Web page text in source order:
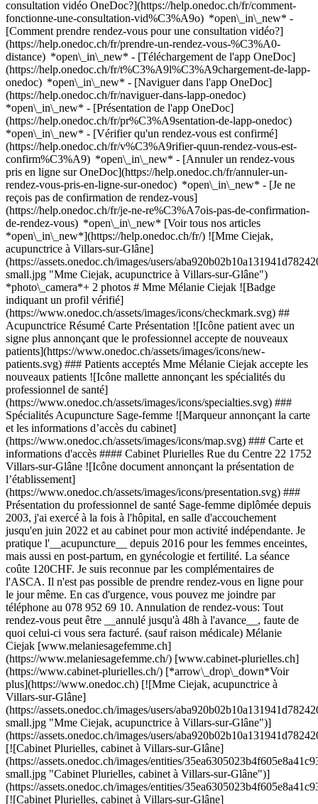
consultation vidéo OneDoc?](https://help.onedoc.ch/fr/comment-
fonctionne-une-consultation-vid%C3%A9o) *open\_in\_new* -
[Comment prendre rendez-vous pour une consultation vidéo?]
(https://help.onedoc.ch/fr/prendre-un-rendez-vous-%C3%A0-
distance) *open\_in\_new* - [Téléchargement de l'app OneDoc]
(https://help.onedoc.ch/fr/t%C3%A9l%C3%A9chargement-de-lapp-
onedoc) *open\_in\_new* - [Naviguer dans l'app OneDoc]
(https://help.onedoc.ch/fr/naviguer-dans-lapp-onedoc)
*open\_in\_new* - [Présentation de l'app OneDoc]
(https://help.onedoc.ch/fr/pr%C3%A9sentation-de-lapp-onedoc)
*open\_in\_new* - [Vérifier qu'un rendez-vous est confirmé]
(https://help.onedoc.ch/fr/v%C3%A9rifier-quun-rendez-vous-est-
confirm%C3%A9) *open\_in\_new* - [Annuler un rendez-vous
pris en ligne sur OneDoc](https://help.onedoc.ch/fr/annuler-un-
rendez-vous-pris-en-ligne-sur-onedoc) *open\_in\_new* - [Je ne
reçois pas de confirmation de rendez-vous]
(https://help.onedoc.ch/fr/je-ne-re%C3%A7ois-pas-de-confirmation-
de-rendez-vous) *open\_in\_new* [Voir tous nos articles
*open\_in\_new*](https://help.onedoc.ch/fr/) ![Mme Ciejak,
acupunctrice à Villars-sur-Glâne]
(https://assets.onedoc.ch/images/users/
small.jpg "Mme Ciejak, acupunctrice à Villars-sur-Glâne")
*photo\_camera*+ 2 photos # Mme Mélanie Ciejak ![Badge
indiquant un profil vérifié]
(https://www.onedoc.ch/assets/images/icons/checkmark.svg) ##
Acupunctrice Résumé Carte Présentation ![Icône patient avec un
signe plus annonçant que le professionnel accepte de nouveaux
patients](https://www.onedoc.ch/assets/images/icons/new-
patients.svg) ### Patients acceptés Mme Mélanie Ciejak accepte les
nouveaux patients ![Icône mallette annonçant les spécialités du
professionnel de santé]
(https://www.onedoc.ch/assets/images/icons/specialties.svg) ###
Spécialités Acupuncture Sage-femme ![Marqueur annonçant la carte
et les informations d’accès du cabinet]
(https://www.onedoc.ch/assets/images/icons/map.svg) ### Carte et
informations d'accès #### Cabinet Plurielles Rue du Centre 22 1752
Villars-sur-Glâne ![Icône document annonçant la présentation de
l’établissement]
(https://www.onedoc.ch/assets/images/icons/presentation.svg) ###
Présentation du professionnel de santé Sage-femme diplômée depuis
2003, j'ai exercé à la fois à l'hôpital, en salle d'accouchement
jusqu'en juin 2022 et au cabinet pour mon activité indépendante. Je
pratique l'__acupuncture__ depuis 2016 pour les femmes enceintes,
mais aussi en post-partum, en gynécologie et fertilité. La séance
coûte 120CHF. Je suis reconnue par les complémentaires de
l'ASCA. Il n'est pas possible de prendre rendez-vous en ligne pour
le jour même. En cas d'urgence, vous pouvez me joindre par
téléphone au 078 952 69 10. Annulation de rendez-vous: Tout
rendez-vous peut être __annulé jusqu'à 48h à l'avance__, faute de
quoi celui-ci vous sera facturé. (sauf raison médicale) Mélanie
Ciejak [www.melaniesagefemme.ch]
(https://www.melaniesagefemme.ch/) [www.cabinet-plurielles.ch]
(https://www.cabinet-plurielles.ch/) [*arrow\_drop\_down*Voir
plus](https://www.onedoc.ch) [![Mme Ciejak, acupunctrice à
Villars-sur-Glâne]
(https://assets.onedoc.ch/images/users/
small.jpg "Mme Ciejak, acupunctrice à Villars-sur-Glâne")]
(https://assets.onedoc.ch/images/users/
[![Cabinet Plurielles, cabinet à Villars-sur-Glâne]
(https://assets.onedoc.ch/images/entities/
small.jpg "Cabinet Plurielles, cabinet à Villars-sur-Glâne")]
(https://assets.onedoc.ch/images/entities/
[![Cabinet Plurielles, cabinet à Villars-sur-Glâne]